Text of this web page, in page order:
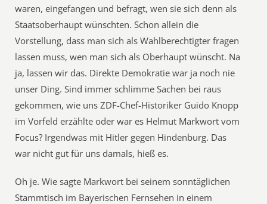
waren, eingefangen und befragt, wen sie sich denn als
Staatsoberhaupt wünschten. Schon allein die
Vorstellung, dass man sich als Wahlberechtigter fragen
lassen muss, wen man sich als Oberhaupt wünscht. Na
ja, lassen wir das. Direkte Demokratie war ja noch nie
unser Ding. Sind immer schlimme Sachen bei raus
gekommen, wie uns ZDF-Chef-Historiker Guido Knopp
im Vorfeld erzählte oder war es Helmut Markwort vom
Focus? Irgendwas mit Hitler gegen Hindenburg. Das
war nicht gut für uns damals, hieß es.
Oh je. Wie sagte Markwort bei seinem sonntäglichen
Stammtisch im Bayerischen Fernsehen in einem